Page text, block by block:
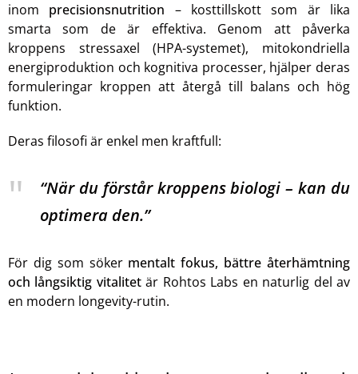
inom precisionsnutrition – kosttillskott som är lika
smarta som de är effektiva. Genom att påverka
kroppens stressaxel (HPA-systemet), mitokondriella
energiproduktion och kognitiva processer, hjälper deras
formuleringar kroppen att återgå till balans och hög
funktion.
Deras filosofi är enkel men kraftfull:
“När du förstår kroppens biologi – kan du
optimera den.”
För dig som söker mentalt fokus, bättre återhämtning
och långsiktig vitalitetär Rohtos Labs en naturlig del av
en modern longevity-rutin.